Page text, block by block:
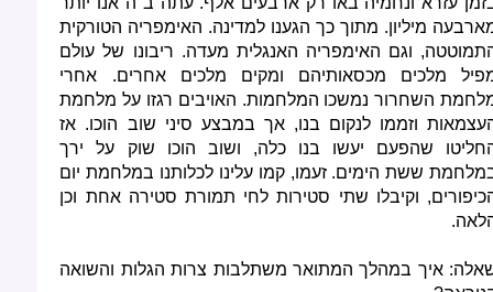
מיליון. מתוך כך הגענו למדינה. האימפריה הטורקית
וגם האימפריה האנגלית מעדה. ריבונו של עולם
מלכים מכסאותיהם ומקים מלכים אחרים. אחרי
השחרור נמשכו המלחמות. האויבים רגזו על מלחמת
וזממו לנקום בנו, אך במבצע סיני שוב הוכו. אז
שהפעם יעשו בנו כלה, ושוב הוכו שוק על ירך
ששת הימים. זעמו, קמו עלינו לכלותנו במלחמת יום
וקיבלו שתי סטירות לחי תמורת סטירה אחת וכן
איך במהלך המתואר משתלבות צרות הגלות והשואה